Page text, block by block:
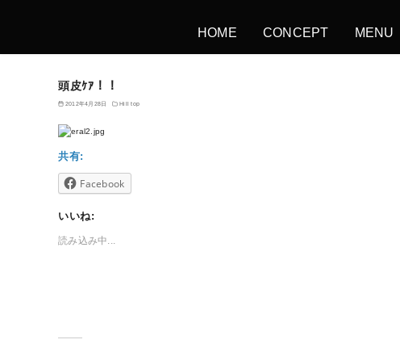
HOME CONCEPT MENU
頭皮ｹｱ！！
2012年4月28日 Hill top
共有:
Facebook
いいね:
読み込み中...